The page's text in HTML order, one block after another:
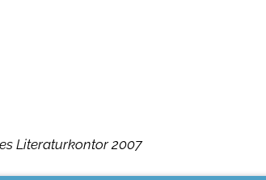
Literaturkontor 2007